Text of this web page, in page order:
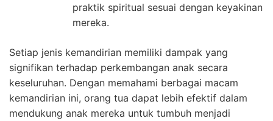
praktik spiritual sesuai dengan keyakinan
mereka.
Setiap jenis kemandirian memiliki dampak yang
signifikan terhadap perkembangan anak secara
keseluruhan. Dengan memahami berbagai macam
kemandirian ini, orang tua dapat lebih efektif dalam
mendukung anak mereka untuk tumbuh menjadi